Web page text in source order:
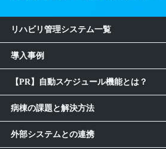
リハビリ管理システム一覧
導入事例
【PR】自動スケジュール機能とは？
病棟の課題と解決方法
外部システムとの連携